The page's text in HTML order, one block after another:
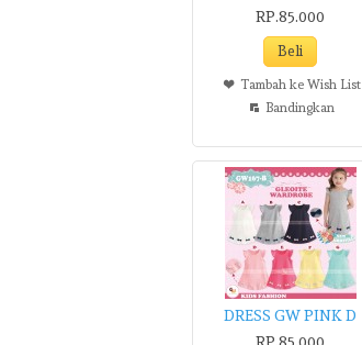
RP.85.000
Tambah ke Wish List
Bandingkan
DRESS GW PINK D
RP.85.000